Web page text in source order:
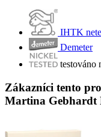
IHTK
Demeter
testováno
Zákazníci tento
Martina Gebhardt